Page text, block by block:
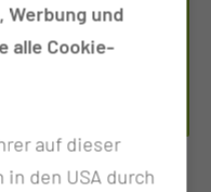
Werbung und
alle Cookie-
auf dieser
den USA durch